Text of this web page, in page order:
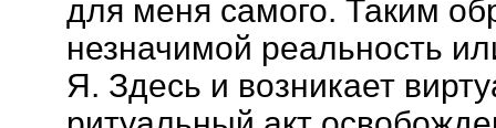
для меня самого. Таким
незначимой реальность
Я. Здесь и возникает